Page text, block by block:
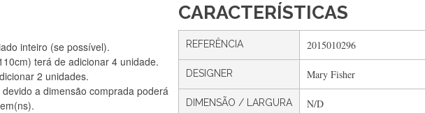
inteiro (se possível).
terá de adicionar 4 unidade.
2 unidades.
a dimensão comprada poderá
CARACTERÍSTICAS
REFERÊNCIA 2015010296
DESIGNER Mary Fisher
DIMENSÃO / LARGURA N/D
Silvia Lopes
Encomenda direitinha. Rapidez e segurança. Volto a encomendar.